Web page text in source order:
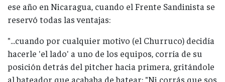
ese año en Nicaragua, cuando el Frente Sandinista se
reservó todas las ventajas:
"...cuando por cualquier motivo (el Churruco) decidía
hacerle 'el lado' a uno de los equipos, corría de su
posición detrás del pitcher hacia primera, gritándole
al bateador que acababa de batear: "Ni corrás que sos